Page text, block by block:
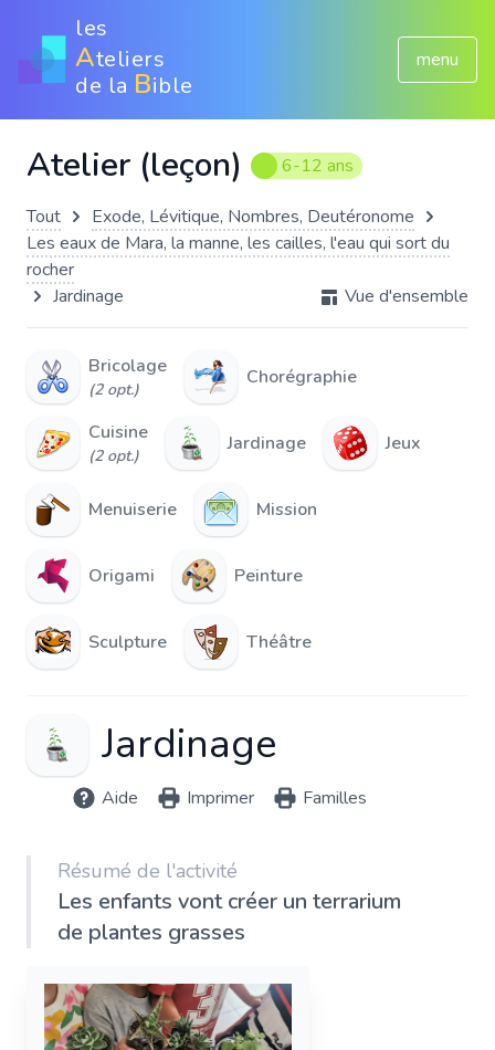
les
Ateliers
de la Bible
menu
Atelier (leçon) 6-12 ans
Tout
Exode, Lévitique, Nombres, Deutéronome
Les eaux de Mara, la manne, les cailles, l'eau qui sort du
rocher
Jardinage
Vue d'ensemble
Bricolage
(2 opt.)
Chorégraphie
Cuisine
(2 opt.)
Jardinage Jeux
Menuiserie Mission
Origami Peinture
Sculpture Théâtre
Jardinage
Aide Imprimer Familles
Résumé de l'activité
Les enfants vont créer un terrarium
de plantes grasses